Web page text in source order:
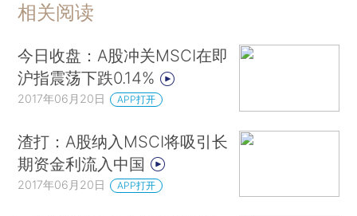
相关阅读
今日收盘：A股冲关MSCI在即
沪指震荡下跌0.14%
2017年06月20日 APP打开
渣打：A股纳入MSCI将吸引长
期资金利流入中国
2017年06月20日 APP打开